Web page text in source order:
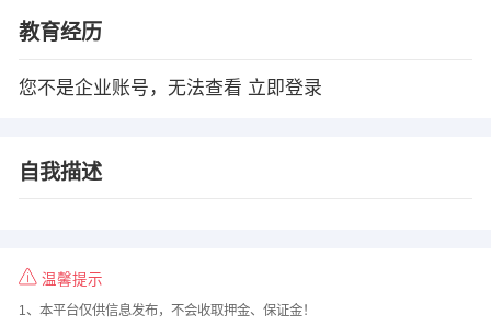
教育经历
您不是企业账号，无法查看 立即登录
自我描述
温馨提示
1、本平台仅供信息发布，不会收取押金、保证金！